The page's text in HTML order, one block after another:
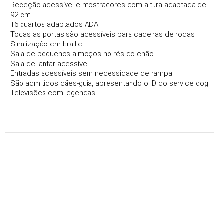
Receção acessível e mostradores com altura adaptada de
92 cm
16 quartos adaptados ADA
Todas as portas são acessíveis para cadeiras de rodas
Sinalização em braille
Sala de pequenos-almoços no rés-do-chão
Sala de jantar acessível
Entradas acessíveis sem necessidade de rampa
São admitidos cães-guia, apresentando o ID do service dog
Televisões com legendas